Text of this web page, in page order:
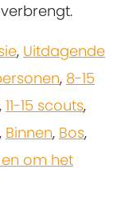
, Uitdagende
, 8-15
, 11-15 scouts,
, Binnen, Bos,
om het